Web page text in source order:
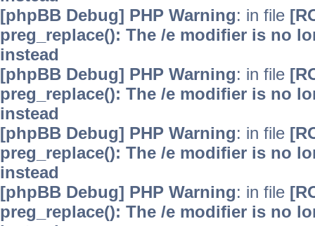
[phpBB Debug] PHP Warning: in file
preg_replace(): The /e modifier is no
instead
[phpBB Debug] PHP Warning: in file
preg_replace(): The /e modifier is no
instead
[phpBB Debug] PHP Warning: in file
preg_replace(): The /e modifier is no
instead
[phpBB Debug] PHP Warning: in file
preg_replace(): The /e modifier is no